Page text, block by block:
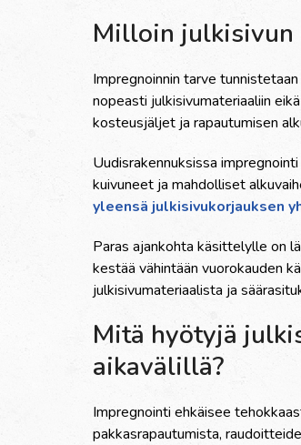
Milloin julkisivun
Impregnoinnin tarve
nopeasti julkisivumateriaaliin
kosteusjäljet ja rapautumisen
Uudisrakennuksissa
kuivuneet ja mahdolliset
yleensä julkisivukorjauksen
Paras ajankohta käsittelylle on
kestää vähintään vuorokauden
julkisivumateriaalista ja
Mitä hyötyjä
aikavälillä?
Impregnointi ehkäisee
pakkasrapautumista,